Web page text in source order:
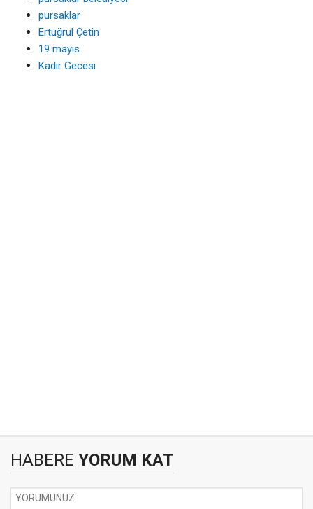
pursaklar
Ertuğrul Çetin
19 mayıs
Kadir Gecesi
HABERE YORUM KAT